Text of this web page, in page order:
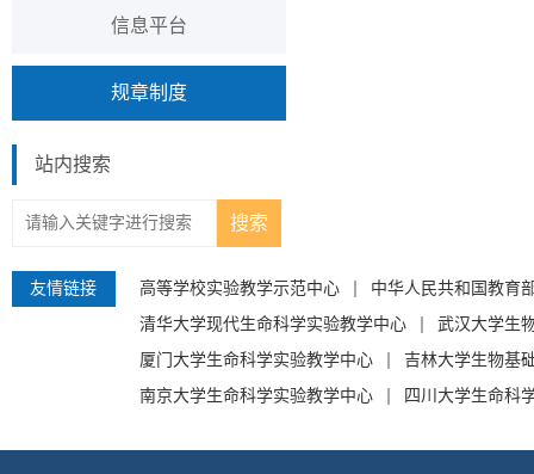
信息平台
规章制度
站内搜索
友情链接 高等学校实验教学示范中心
中华人民共和国教育
清华大学现代生命科学实验教学中心
武汉大学生
厦门大学生命科学实验教学中心
吉林大学生物基
南京大学生命科学实验教学中心
四川大学生命科